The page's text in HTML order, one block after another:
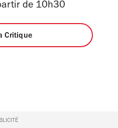
de 10h30
Critique